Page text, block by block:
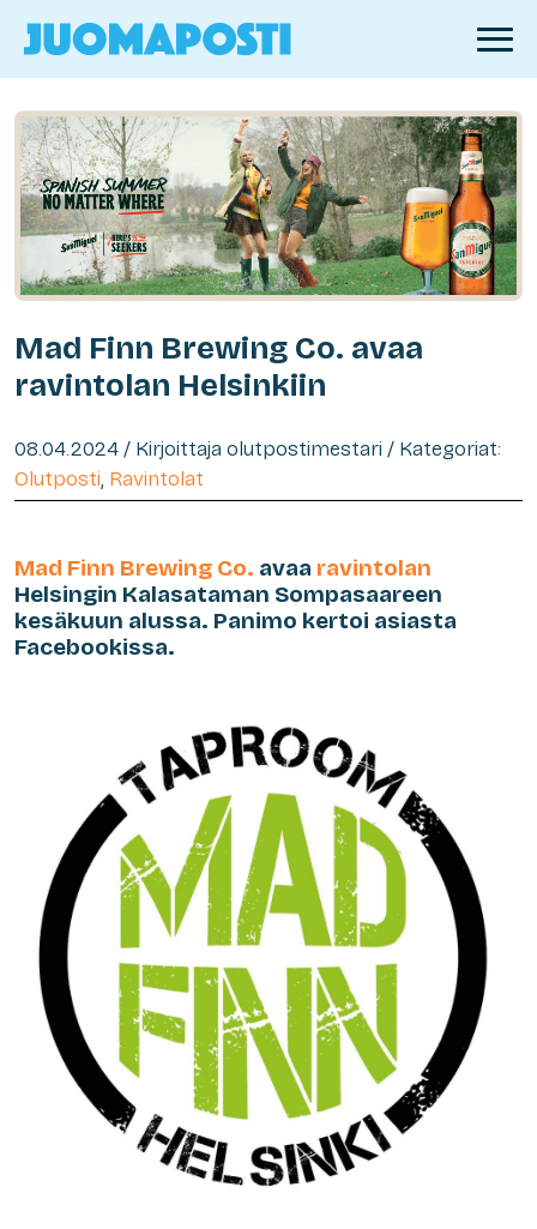
Mad Finn Brewing Co. avaa
ravintolan Helsinkiin
08.04.2024 / Kirjoittaja olutpostimestari / Kategoriat:
Olutposti, Ravintolat
Mad Finn Brewing Co. avaa ravintolan
Helsingin Kalasataman Sompasaareen
kesäkuun alussa. Panimo kertoi asiasta
Facebookissa.